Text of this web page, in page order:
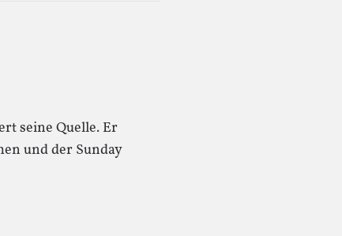
seine Quelle. Er
und der Sunday